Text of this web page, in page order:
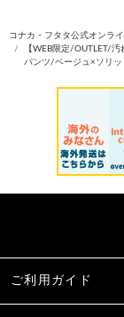
コナカ・フタタ公式オンラ
【WEB限定/OUTLET/
パンツ/ベージュ×ソリッ
ご利用ガイド